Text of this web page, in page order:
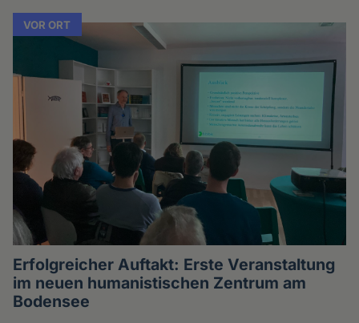
VOR ORT
Erfolgreicher Auftakt: Erste Veranstaltung
im neuen humanistischen Zentrum am
Bodensee